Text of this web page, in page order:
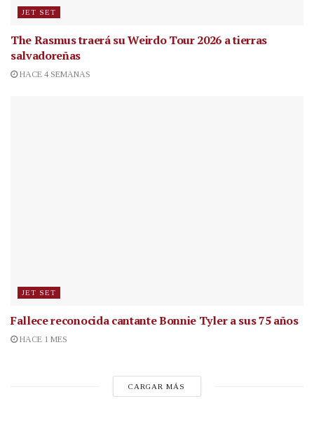
JET SET
The Rasmus traerá su Weirdo Tour 2026 a tierras
salvadoreñas
HACE 4 SEMANAS
JET SET
Fallece reconocida cantanteBonnie Tyler a sus 75 años
HACE 1 MES
CARGAR MÁS